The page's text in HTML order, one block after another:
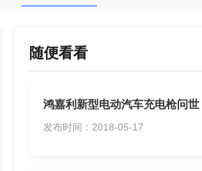
随便看看
鸿嘉利新型电动汽车充电枪问世
发布时间：2018-05-17